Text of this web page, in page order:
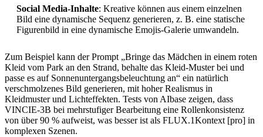
Social Media-Inhalte: Kreative können aus einem einzelnen
Bild eine dynamische Sequenz generieren, z. B. eine statische
Figurenbild in eine dynamische Emojis-Galerie umwandeln.
Zum Beispiel kann der Prompt „Bringe das Mädchen in einem roten
Kleid vom Park an den Strand, behalte das Kleid-Muster bei und
passe es auf Sonnenuntergangsbeleuchtung an“ ein natürlich
verschmolzenes Bild generieren, mit hoher Realismus in
Kleidmuster und Lichteffekten. Tests von AIbase zeigen, dass
VINCIE-3B bei mehrstufiger Bearbeitung eine Rollenkonsistenz
von über 90 % aufweist, was besser ist als FLUX.1Kontext [pro] in
komplexen Szenen.